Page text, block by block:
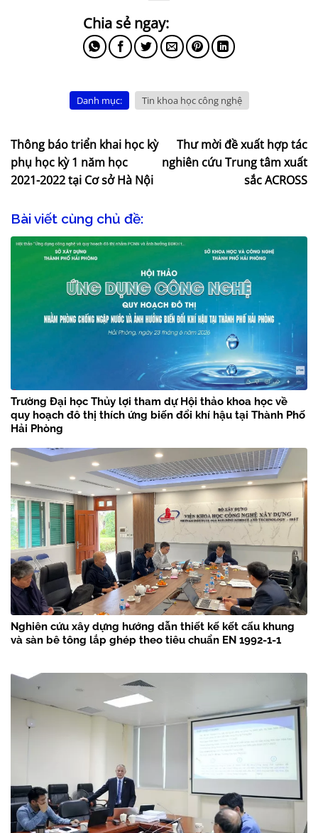
Danh mục: Tin khoa học công nghệ
Thông báo triển khai học kỳ
phụ học kỳ 1 năm học
2021-2022 tại Cơ sở Hà Nội
Thư mời đề xuất hợp tác
nghiên cứu Trung tâm xuất
sắc ACROSS
Bài viết cùng chủ đề:
Trường Đại học Thủy lợi tham dự Hội thảo khoa học về
quy hoạch đô thị thích ứng biến đổi khí hậu tại Thành Phố
Hải Phòng
Nghiên cứu xây dựng hướng dẫn thiết kế kết cấu khung
và sàn bê tông lắp ghép theo tiêu chuẩn EN 1992-1-1